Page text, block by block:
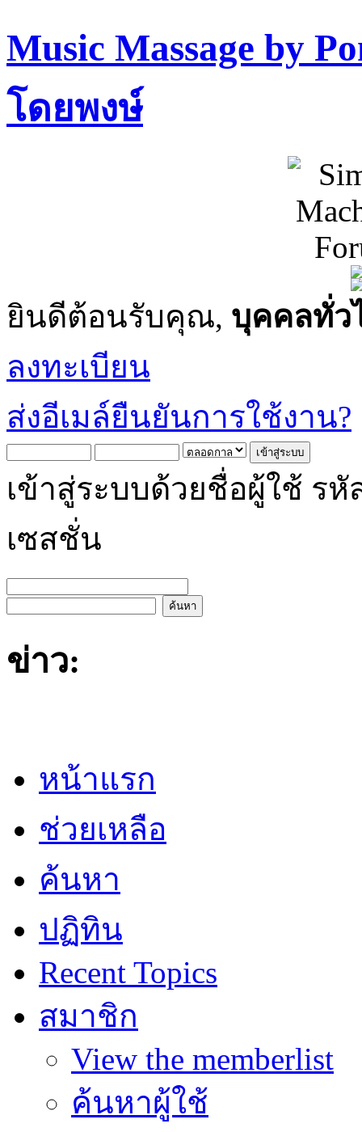
Music Massage by
โดยพงษ์
ยินดีต้อนรับคุณ, บุคคลทั่ว
ลงทะเบียน
ส่งอีเมล์ยืนยันการใช้งาน?
เข้าสู่ระบบด้วยชื่อผู้ใช้ รหั
เซสชั่น
ข่าว:
หน้าแรก
ช่วยเหลือ
ค้นหา
ปฏิทิน
Recent Topics
สมาชิก
View the memberlist
ค้นหาผู้ใช้